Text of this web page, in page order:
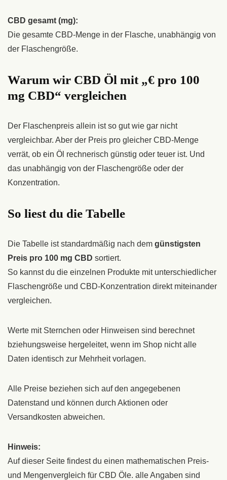
CBD gesamt (mg):
Die gesamte CBD-Menge in der Flasche, unabhängig von
der Flaschengröße.
Warum wir CBD Öl mit „€ pro 100
mg CBD“ vergleichen
Der Flaschenpreis allein ist so gut wie gar nicht
vergleichbar. Aber der Preis pro gleicher CBD-Menge
verrät, ob ein Öl rechnerisch günstig oder teuer ist. Und
das unabhängig von der Flaschengröße oder der
Konzentration.
So liest du die Tabelle
Die Tabelle ist standardmäßig nach dem günstigsten
Preis pro 100 mg CBD sortiert.
So kannst du die einzelnen Produkte mit unterschiedlicher
Flaschengröße und CBD-Konzentration direkt miteinander
vergleichen.
Werte mit Sternchen oder Hinweisen sind berechnet
bziehungsweise hergeleitet, wenn im Shop nicht alle
Daten identisch zur Mehrheit vorlagen.
Alle Preise beziehen sich auf den angegebenen
Datenstand und können durch Aktionen oder
Versandkosten abweichen.
Hinweis:
Auf dieser Seite findest du einen mathematischen Preis-
und Mengenvergleich für CBD Öle. alle Angaben sind